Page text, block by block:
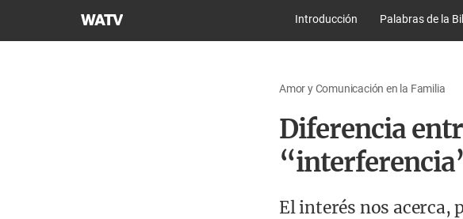
Iglesia
Introducción Palabras de la
Amor y Comunicación en la Familia
Diferencia
El interés nos acerca,